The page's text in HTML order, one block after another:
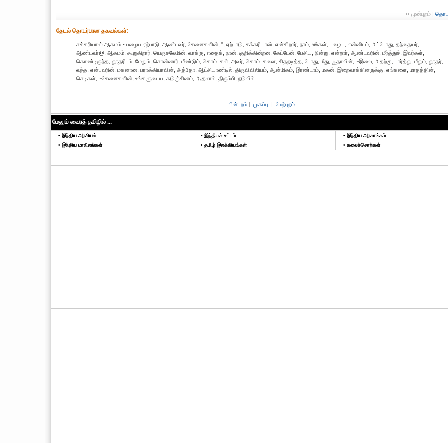
‹‹ முன்புறம் |
தேட‌ல் தொட‌ர்பான தகவ‌ல்க‌ள்:
சக்கரியாஸ் ஆகமம் - பழைய ஏற்பாடு, ஆண்டவர், சேனைகளின், ", ஏற்பாடு, சக்கரியாஸ், என்கிறார், நாம், உங்கள், பழைய, என்னிடம், அப்போது, தந்தையர்,
ஆண்டவர்@, ஆகமம், கூறுகிறார், யெருசலேமின், வாக்கு, எதைக், நான், குறிக்கின்றன, கேட்டேன், பேசிய, நின்று, என்றார், ஆண்டவரின், மீர்த்துச், இவர்கள்,
கொண்டிருந்த, தூதரிடம், மேலும், சொன்னார், மீண்டும், கொம்புகள், அவர், கொம்புகளை, சிதறடித்த, போது, மீது, யூதாவின், ~இவை, அதற்கு, பார்த்து, மீதும், தூதர்,
வந்த, என்பவரின், மகனான, பராக்கியாவின், அத்தோ, ஆட்சியாண்டில், திருவிவிலியம், ஆன்மிகம், இரண்டாம், மகன், இறைவாக்கினருக்கு, எங்களை, மாதத்தின்,
செடிகள், ~சேனைகளின், உங்களுடைய, கடுஞ்சினம், ஆதலால், திரும்பி, நடுவில்
பின்புறம் | முகப்பு | மேற்புறம்
மேலும் வைரத் தமிழில் ...
• இந்திய அரசியல்
• இந்திய மாநிலங்கள்
• இந்தியச் சட்டம்
• தமிழ் இலக்கியங்கள்
• இந்திய அரசாங்கம்
• கலைச்சொற்கள்